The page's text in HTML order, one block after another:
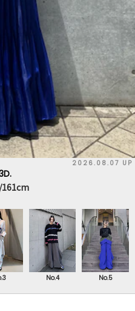
2026.08.07 UP
161cm
No.4 No.5